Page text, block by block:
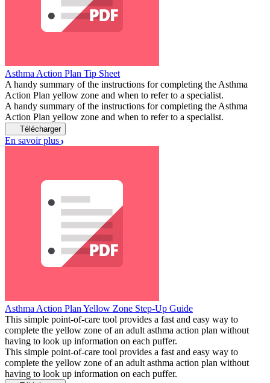
Asthma Action Plan Tip Sheet
A handy summary of the instructions for completing the Asthma
Action Plan yellow zone and when to refer to a specialist.
A handy summary of the instructions for completing the Asthma
Action Plan yellow zone and when to refer to a specialist.
Télécharger
En savoir plus
Asthma Action Plan Yellow Zone Step-Up Guide
This simple point-of-care tool provides a fast and easy way to
complete the yellow zone of an adult asthma action plan without
having to look up information on each puffer.
This simple point-of-care tool provides a fast and easy way to
complete the yellow zone of an adult asthma action plan without
having to look up information on each puffer.